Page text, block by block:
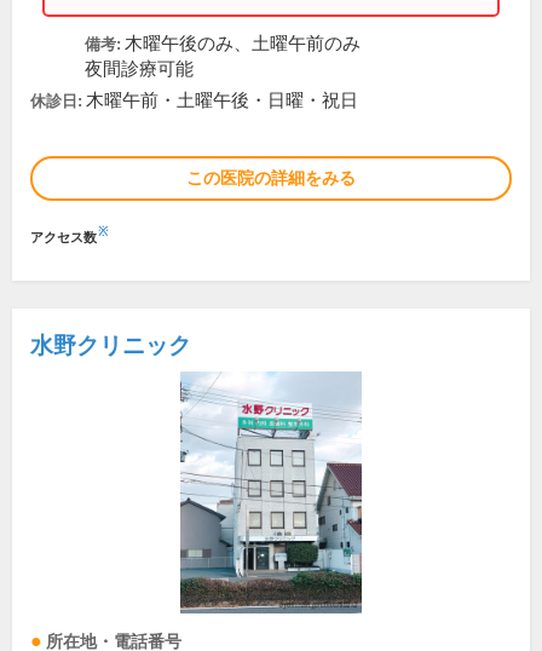
備考: 木曜午後のみ、土曜午前のみ
夜間診療可能
休診日: 木曜午前・土曜午後・日曜・祝日
この医院の詳細をみる
アクセス数※
水野クリニック
所在地・電話番号